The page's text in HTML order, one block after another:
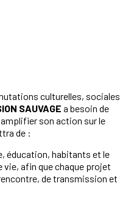
culturelles, sociales
SAUVAGE a besoin de
son action sur le
de :
éducation, habitants et le
afin que chaque projet
de transmission et